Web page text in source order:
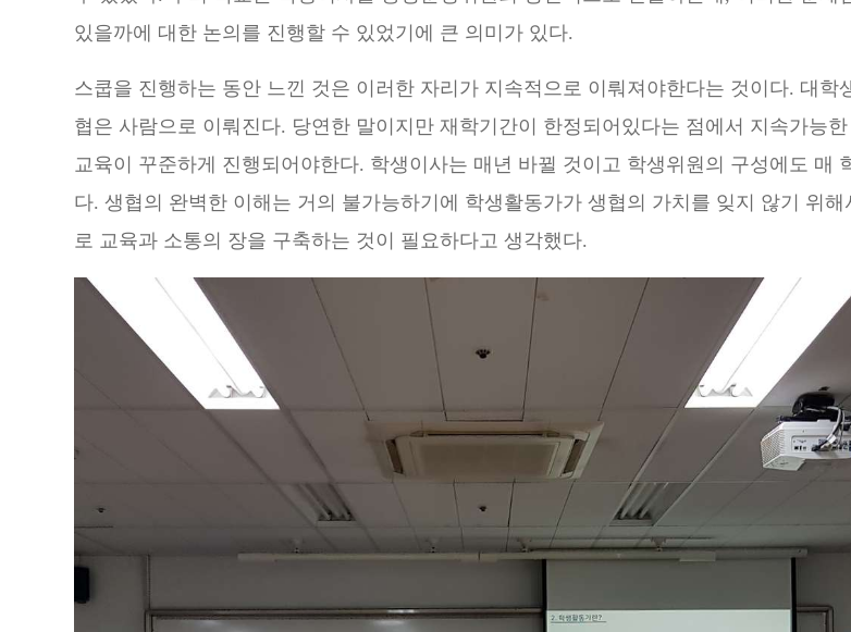
있을까에 대한 논의를 진행할 수 있었기에 큰 의미가 있다.
스쿱을 진행하는 동안 느낀 것은 이러한 자리가 지속적으로 이뤄져야한다는 것이다. 대학
협은 사람으로 이뤄진다. 당연한 말이지만 재학기간이 한정되어있다는 점에서 지속가능
교육이 꾸준하게 진행되어야한다. 학생이사는 매년 바뀔 것이고 학생위원의 구성에도 매
다. 생협의 완벽한 이해는 거의 불가능하기에 학생활동가가 생협의 가치를 잊지 않기 위해
로 교육과 소통의 장을 구축하는 것이 필요하다고 생각했다.